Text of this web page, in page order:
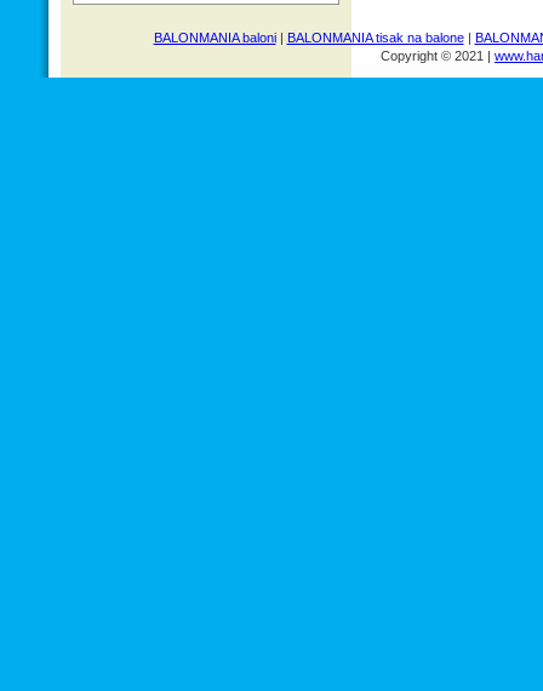
BALONMANIA baloni| BALONMANIA tisak na balone|
Copyright © 2021 |